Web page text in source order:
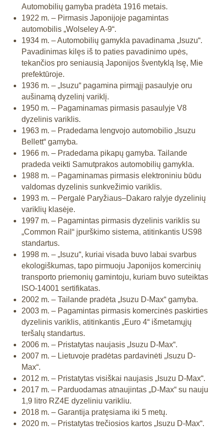
Automobilių gamyba pradėta 1916 metais.
1922 m. – Pirmasis Japonijoje pagamintas
automobilis „Wolseley A-9“.
1934 m. – Automobilių gamykla pavadinama „Isuzu“.
Pavadinimas kilęs iš to paties pavadinimo upės,
tekančios pro seniausią Japonijos šventyklą Isę, Mie
prefektūroje.
1936 m. – „Isuzu“ pagamina pirmąjį pasaulyje oru
aušinamą dyzelinį variklį.
1950 m. – Pagaminamas pirmasis pasaulyje V8
dyzelinis variklis.
1963 m. – Pradedama lengvojo automobilio „Isuzu
Bellett“ gamyba.
1966 m. – Pradedama pikapų gamyba. Tailande
pradeda veikti Samutprakos automobilių gamykla.
1988 m. – Pagaminamas pirmasis elektroniniu būdu
valdomas dyzelinis sunkvežimio variklis.
1993 m. – Pergalė Paryžiaus–Dakaro ralyje dyzelinių
variklių klasėje.
1997 m. – Pagamintas pirmasis dyzelinis variklis su
„Common Rail“ įpurškimo sistema, atitinkantis US98
standartus.
1998 m. – „Isuzu“, kuriai visada buvo labai svarbus
ekologiškumas, tapo pirmuoju Japonijos komercinių
transporto priemonių gamintoju, kuriam buvo suteiktas
ISO-14001 sertifikatas.
2002 m. – Tailande pradėta „Isuzu D-Max“ gamyba.
2003 m. – Pagamintas pirmasis komercinės paskirties
dyzelinis variklis, atitinkantis „Euro 4“ išmetamųjų
teršalų standartus.
2006 m. – Pristatytas naujasis „Isuzu D-Max“.
2007 m. – Lietuvoje pradėtas pardavinėti „Isuzu D-
Max“.
2012 m. – Pristatytas visiškai naujasis „Isuzu D-Max“.
2017 m. – Parduodamas atnaujintas „D-Max“ su nauju
1,9 litro RZ4E dyzeliniu varikliu.
2018 m. – Garantija pratęsiama iki 5 metų.
2020 m. – Pristatytas trečiosios kartos „Isuzu D-Max“.